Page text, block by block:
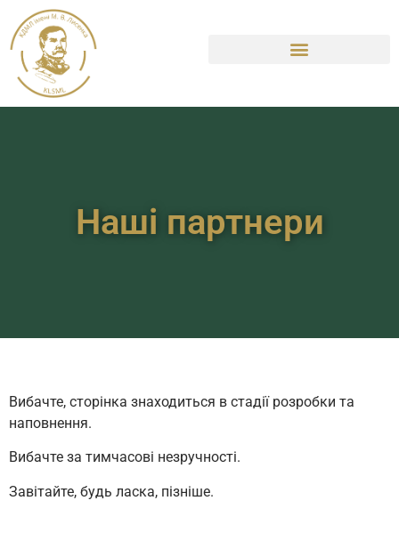
Наші партнери
Вибачте, сторінка знаходиться в стадії розробки та
наповнення.
Вибачте за тимчасові незручності.
Завітайте, будь ласка, пізніше.